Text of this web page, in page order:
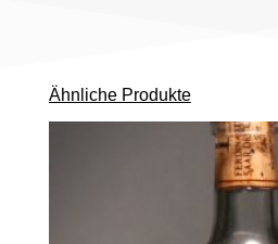
Ähnliche Produkte